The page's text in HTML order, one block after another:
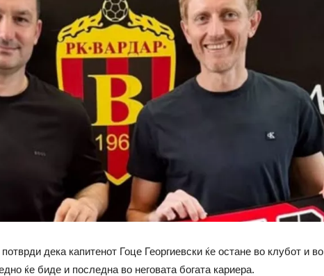
дека капитенот Гоце Георгиевски ќе остане во клубот и во
ќе биде и последна во неговата богата кариера.